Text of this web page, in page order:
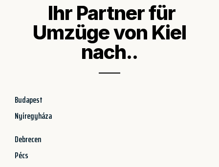
Ihr Partner für
Umzüge von Kiel
nach..
Budapest
Nyíregyháza
Debrecen
Pécs